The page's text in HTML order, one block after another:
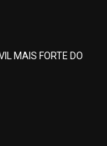
MAIS FORTE DO